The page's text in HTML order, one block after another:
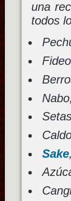
una
todos
Sake